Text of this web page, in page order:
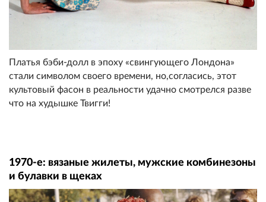
Платья бэби-долл в эпоху «свингующего Лондона»
стали символом своего времени, но,согласись, этот
культовый фасон в реальности удачно смотрелся разве
что на худышке Твигги!
1970-е: вязаные жилеты, мужские комбинезоны
и булавки в щеках